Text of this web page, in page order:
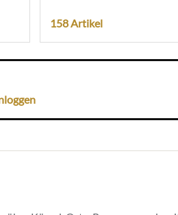
158 Artikel